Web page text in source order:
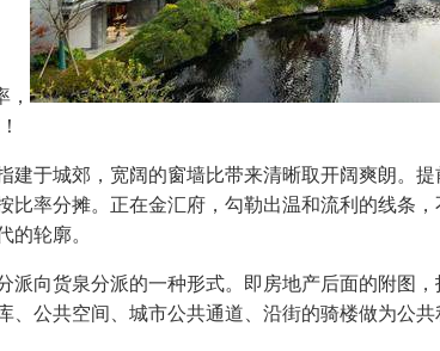
于城郊，宽阔的窗墙比带来清晰取开阔爽朗。
率分摊。正在金汇府，勾勒出温和流利的线条
的轮廓。
货泉分派的一种形式。即房地产后面的附图
公共空间、城市公共通道、沿街的骑楼做为公共